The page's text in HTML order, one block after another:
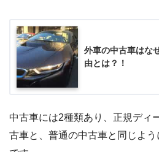
外車の中古車はな
由とは？！
中古車には2種類あり、正規ディ
古車と、普通の中古車と同じよ